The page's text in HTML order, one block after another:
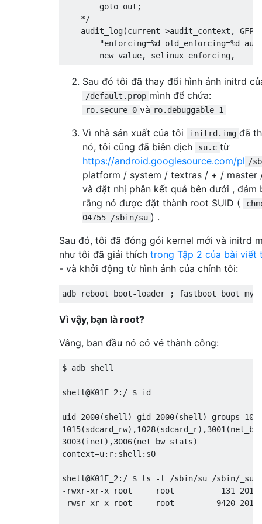
        goto out;
    */
audit_log(current->audit_context,
"enforcing=%d old_enforcing=%d
Sau đó tôi đã thay đổi hình ảnh initrd
/default.prop mình để chứa:
ro.secure=0 và ro.debuggable=1
Vì nhà sản xuất của tôi initrd.img đã
nó, tôi cũng đã biên dịch
su.c từ
https://android.googlesource.com/pl /
platform / system / textras / + / master
và đặt nhị phân kết quả bên dưới , đảm
rằng nó được đặt thành root SUID (
04755 /sbin/su ) .
Sau đó, tôi đã đóng gói kernel mới và initrd
như tôi đã giải thích trong Tập 2 của bài viết
- và khởi động từ hình ảnh của chính tôi:
Vì vậy, bạn là root?
Vâng, ban đầu nó có vẻ thành công:
$ adb shell
shell@K01E_2:/ $ id
uid=2000(shell) gid=2000(shell)
3003(inet),3006(net_bw_stats)
context=u:r:shell:s0
shell@K01E_2:/ $ ls -l /sbin/su /sbin/_su
-rwxr-xr-x root     root          131 2015-
-rwsr-xr-x root     root         9420 2015-